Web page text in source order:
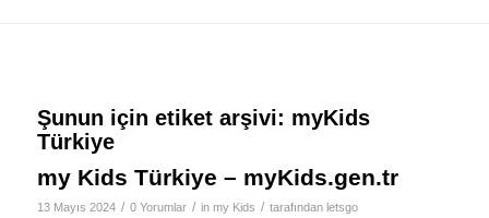
Şunun için etiket arşivi: myKids
Türkiye
my Kids Türkiye – myKids.gen.tr
13 Mayıs 2024 / 0 Yorumlar / in my Kids / tarafından letsgo